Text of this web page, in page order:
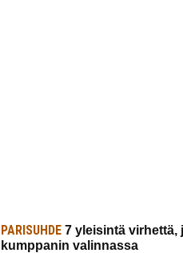
PARISUHDE 7 yleisintä virhettä,
kumppanin valinnassa